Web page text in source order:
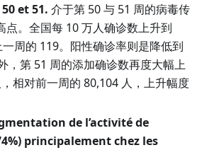
et 51. 介于第 50 与 51 周的病毒传
点。全国每 10 万人确诊数上升到
周的 119。阳性确诊率则是降低到
，第 51 周的添加确诊数再度大幅上
相对前一周的 80,104 人，上升幅度
de l’activité de
)principalement chez les